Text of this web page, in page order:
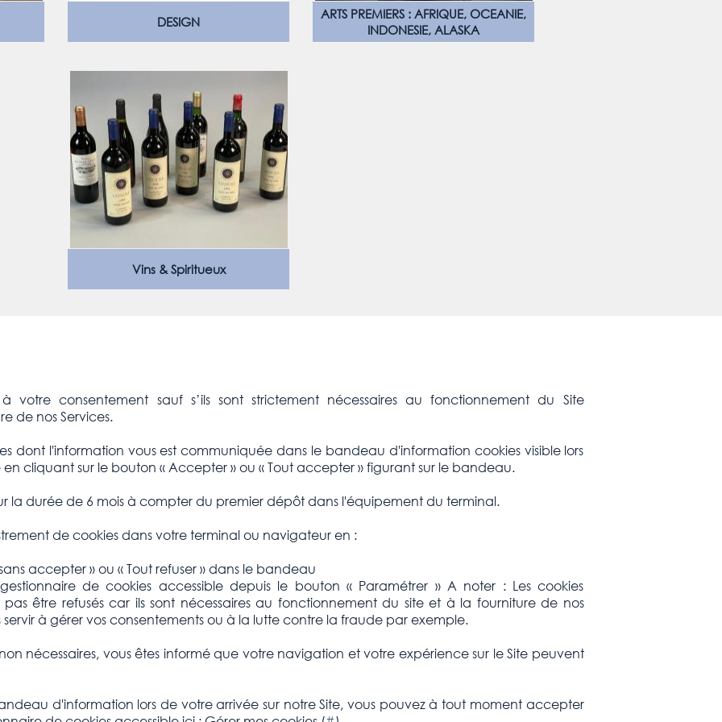
DESIGN
ARTS PREMIERS : AFRIQUE, OCEANIE,
INDONESIE, ALASKA
Vins & Spiritueux
votre consentement sauf s’ils sont strictement nécessaires au fonctionnement du Site
de nos Services.
dont l'information vous est communiquée dans le bandeau d'information cookies visible lors
cliquant sur le bouton « Accepter » ou « Tout accepter » figurant sur le bandeau.
la durée de 6 mois à compter du premier dépôt dans l'équipement du terminal.
de cookies dans votre terminal ou navigateur en :
accepter » ou « Tout refuser » dans le bandeau
de cookies accessible depuis le bouton « Paramétrer » A noter : Les cookies
être refusés car ils sont nécessaires au fonctionnement du site et à la fourniture de nos
à gérer vos consentements ou à la lutte contre la fraude par exemple.
nécessaires, vous êtes informé que votre navigation et votre expérience sur le Site peuvent
d'information lors de votre arrivée sur notre Site, vous pouvez à tout moment accepter